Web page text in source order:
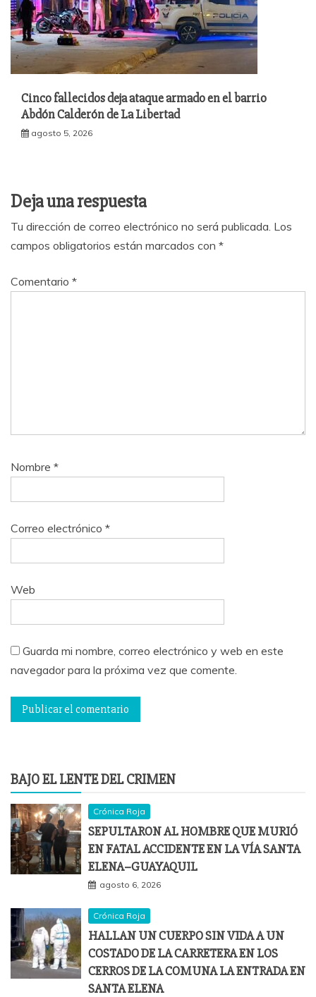
Cinco fallecidos deja ataque armado en el barrio
Abdón Calderón de La Libertad
agosto 5, 2026
Deja una respuesta
Tu dirección de correo electrónico no será publicada. Los
campos obligatorios están marcados con *
Comentario *
Nombre *
Correo electrónico *
Web
Guarda mi nombre, correo electrónico y web en este
navegador para la próxima vez que comente.
BAJO EL LENTE DEL CRIMEN
Crónica Roja
SEPULTARON AL HOMBRE QUE MURIÓ
EN FATAL ACCIDENTE EN LA VÍA SANTA
ELENA–GUAYAQUIL
agosto 6, 2026
Crónica Roja
HALLAN UN CUERPO SIN VIDA A UN
COSTADO DE LA CARRETERA EN LOS
CERROS DE LA COMUNA LA ENTRADA EN
SANTA ELENA